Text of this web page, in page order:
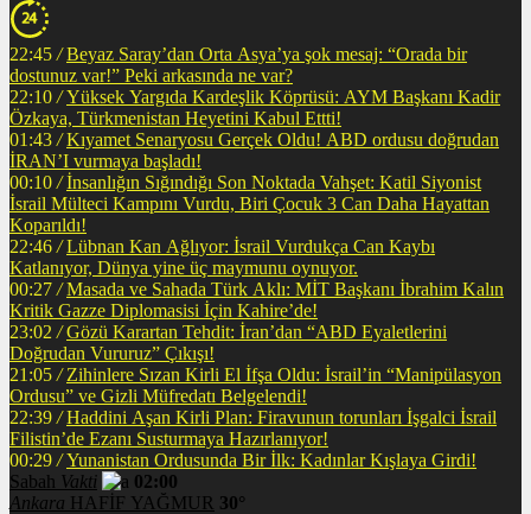
22:45 / Beyaz Saray’dan Orta Asya’ya şok mesaj: “Orada bir
dostunuz var!” Peki arkasında ne var?
22:10 / Yüksek Yargıda Kardeşlik Köprüsü: AYM Başkanı Kadir
Özkaya, Türkmenistan Heyetini Kabul Ettti!
01:43 / Kıyamet Senaryosu Gerçek Oldu! ABD ordusu doğrudan
İRAN’I vurmaya başladı!
00:10 / İnsanlığın Sığındığı Son Noktada Vahşet: Katil Siyonist
İsrail Mülteci Kampını Vurdu, Biri Çocuk 3 Can Daha Hayattan
Koparıldı!
22:46 / Lübnan Kan Ağlıyor: İsrail Vurdukça Can Kaybı
Katlanıyor, Dünya yine üç maymunu oynuyor.
00:27 / Masada ve Sahada Türk Aklı: MİT Başkanı İbrahim Kalın
Kritik Gazze Diplomasisi İçin Kahire’de!
23:02 / Gözü Karartan Tehdit: İran’dan “ABD Eyaletlerini
Doğrudan Vururuz” Çıkışı!
21:05 / Zihinlere Sızan Kirli El İfşa Oldu: İsrail’in “Manipülasyon
Ordusu” ve Gizli Müfredatı Belgelendi!
22:39 / Haddini Aşan Kirli Plan: Firavunun torunları İşgalci İsrail
Filistin’de Ezanı Susturmaya Hazırlanıyor!
00:29 / Yunanistan Ordusunda Bir İlk: Kadınlar Kışlaya Girdi!
Sabah Vakti
02:00
Ankara HAFİF YAĞMUR 30°